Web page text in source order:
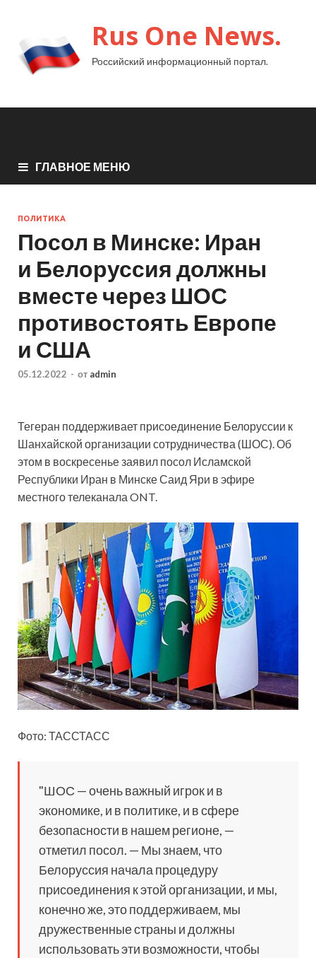
Rus One News.
Российский информационный портал.
ГЛАВНОЕ МЕНЮ
ПОЛИТИКА
Посол в Минске: Иран
и Белоруссия должны
вместе через ШОС
противостоять Европе
и США
05.12.2022 - от admin
Тегеран поддерживает присоединение Белоруссии к
Шанхайской организации сотрудничества (ШОС). Об
этом в воскресенье заявил посол Исламской
Республики Иран в Минске Саид Яри в эфире
местного телеканала ONT.
Фото: ТАССТАСС
"ШОС — очень важный игрок и в
экономике, и в политике, и в сфере
безопасности в нашем регионе, —
отметил посол. — Мы знаем, что
Белоруссия начала процедуру
присоединения к этой организации, и мы,
конечно же, это поддерживаем, мы
дружественные страны и должны
использовать эти возможности, чтобы